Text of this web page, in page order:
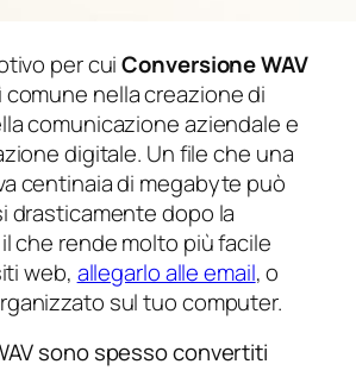
per cuiConversione WAV
comune nella creazione di
comunicazione aziendale e
digitale. Un file che una
centinaia di megabyte può
drasticamente dopo la
che rende molto più facile
web, allegarlo alle email, o
sul tuo computer.
sono spesso convertiti